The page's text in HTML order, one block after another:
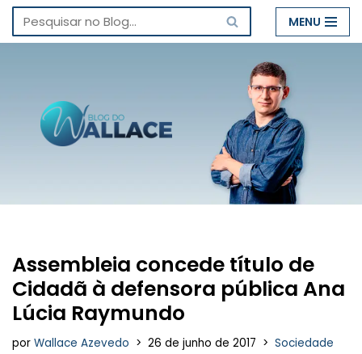
Pular
conteúdo
MENU
Assembleia concede título de
Cidadã à defensora pública Ana
Lúcia Raymundo
por Wallace Azevedo 26 de junho de 2017 Sociedade